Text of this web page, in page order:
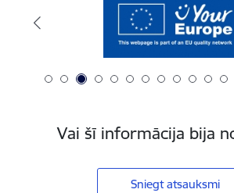
Vai šī informācija bija
Sniegt atsauksmi